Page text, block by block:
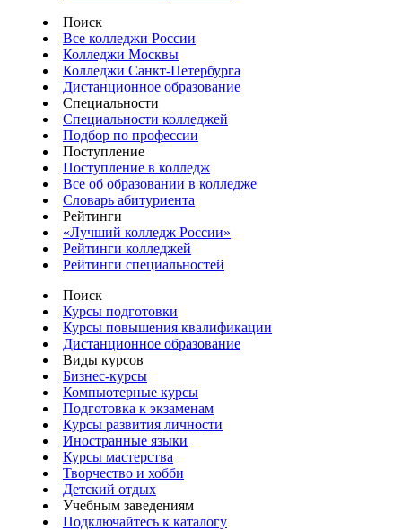
Поиск
Все колледжи России
Колледжи Москвы
Колледжи Санкт-Петербурга
Дистанционное образование
Специальности
Специальности колледжей
Подбор по профессии
Поступление
Поступление в колледж
Все об образовании в колледже
Словарь абитуриента
Рейтинги
«Лучший колледж России»
Рейтинги колледжей
Рейтинги специальностей
Поиск
Курсы подготовки
Курсы повышения квалификации
Дистанционное образование
Виды курсов
Бизнес-курсы
Компьютерные курсы
Подготовка к экзаменам
Курсы развития личности
Иностранные языки
Курсы мастерства
Творчество и хобби
Детский отдых
Учебным заведениям
Подключайтесь к каталогу